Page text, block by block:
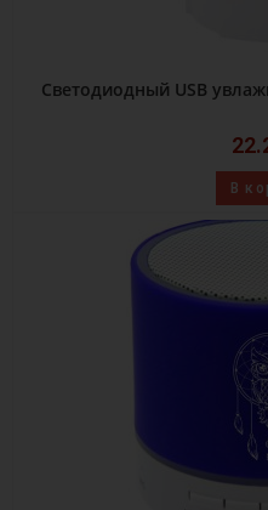
Светодиодный USB
В